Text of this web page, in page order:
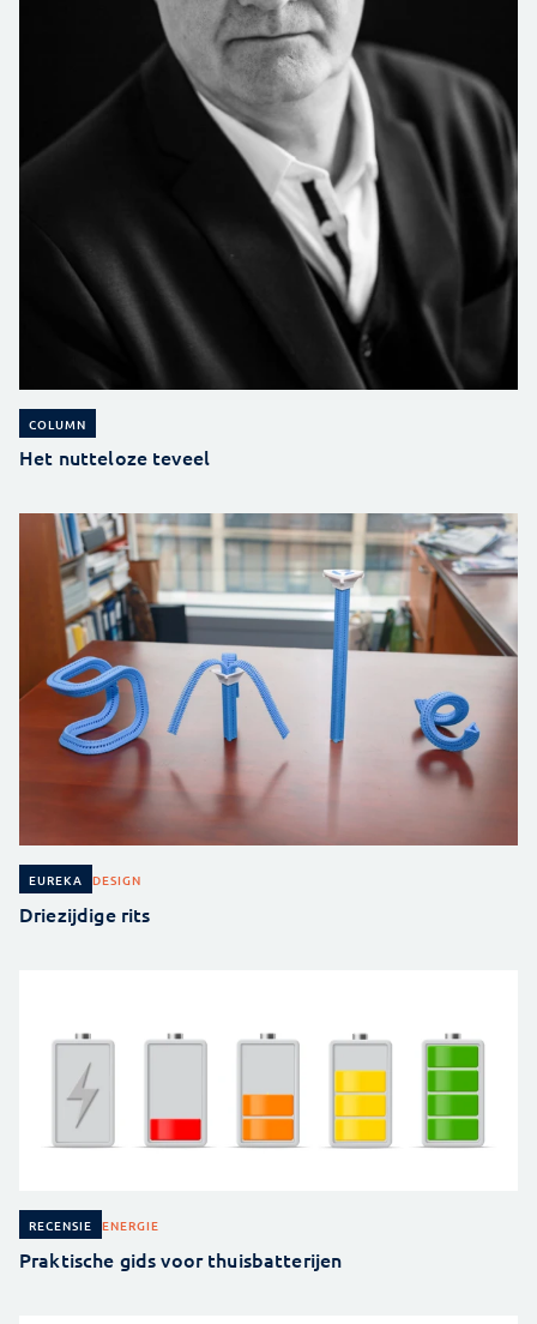
COLUMN
Het nutteloze teveel
EUREKA DESIGN
Driezijdige rits
RECENSIE ENERGIE
Praktische gids voor thuisbatterijen